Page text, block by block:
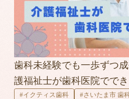
歯科未経験でも一歩ずつ
護福祉士が歯科医院でで
#イクティス歯科
#さいたま市 歯